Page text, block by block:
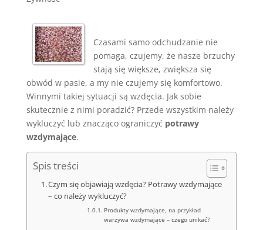
Czasami samo odchudzanie nie
pomaga, czujemy, że nasze brzuchy
stają się większe, zwiększa się
obwód w pasie, a my nie czujemy się komfortowo.
Winnymi takiej sytuacji są wzdęcia. Jak sobie
skutecznie z nimi poradzić? Przede wszystkim należy
wykluczyć lub znacząco ograniczyć potrawy
wzdymające.
Spis treści
Czym się objawiają wzdęcia? Potrawy wzdymające
– co należy wykluczyć?
Produkty wzdymające, na przykład
warzywa wzdymające – czego unikać?